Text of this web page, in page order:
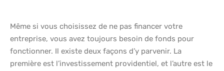
Même si vous choisissez de ne pas financer votre
entreprise, vous avez toujours besoin de fonds pour
fonctionner. Il existe deux façons d’y parvenir. La
première est l’investissement providentiel, et l’autre est le